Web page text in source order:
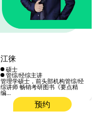
江徕
硕士
管综/经综主讲
管理学硕士，前头部机构管综/经
综讲师 畅销考研图书《要点精
编...
预约